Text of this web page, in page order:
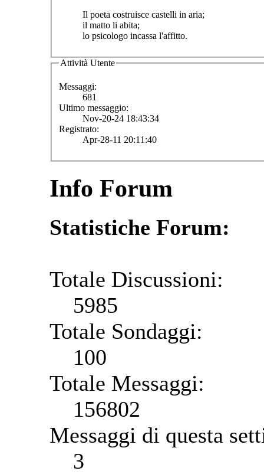
Il poeta costruisce castelli in aria;
il matto li abita;
lo psicologo incassa l'affitto.
Attività Utente
Messaggi:
681
Ultimo messaggio:
Nov-20-24 18:43:34
Registrato:
Apr-28-11 20:11:40
Info Forum
Statistiche Forum:
Totale Discussioni:
5985
Totale Sondaggi:
100
Totale Messaggi:
156802
Messaggi di questa
3